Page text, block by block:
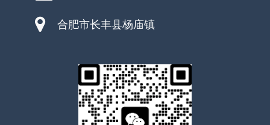
合肥市长丰县杨庙镇